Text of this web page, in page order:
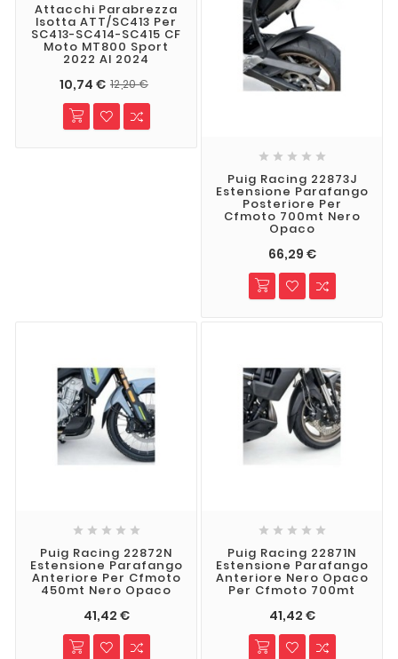
Attacchi Parabrezza
Isotta ATT/SC413 Per
SC413-SC414-SC415 CF
Moto MT800 Sport
2022 Al 2024
10,74 € 12,20 €
    
Puig Racing 22873J
Estensione Parafango
Posteriore Per
Cfmoto 700mt Nero
Opaco
66,29 €
    
Puig Racing 22872N
Estensione Parafango
Anteriore Per Cfmoto
450mt Nero Opaco
41,42 €
    
Puig Racing 22871N
Estensione Parafango
Anteriore Nero Opaco
Per Cfmoto 700mt
41,42 €